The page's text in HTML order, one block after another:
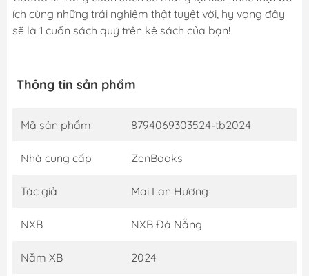
ích cùng những trải nghiệm thật tuyệt vời, hy vọng đây
sẽ là 1 cuốn sách quý trên kệ sách của bạn!
Thông tin sản phẩm
Mã sản phẩm 8794069303524-tb2024
Nhà cung cấp ZenBooks
Tác giả Mai Lan Hương
NXB NXB Đà Nẵng
Năm XB 2024